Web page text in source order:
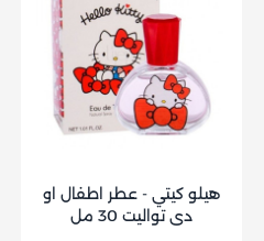
هيلو كيتي - عطر اطفال او
دي تواليت 30 مل